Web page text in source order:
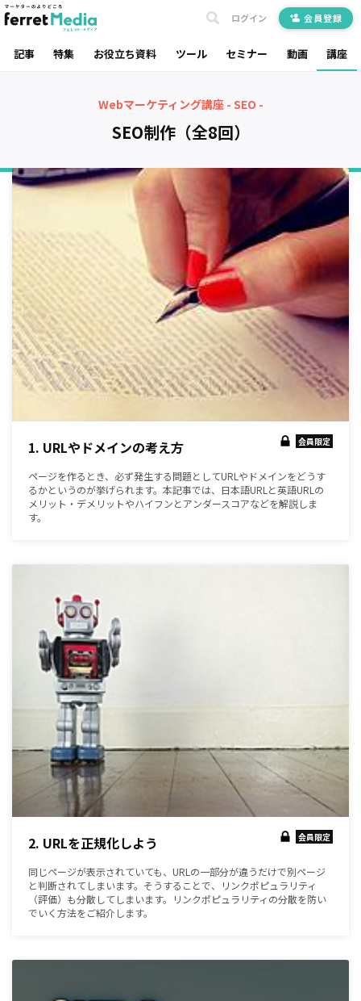
記事 特集 お役立ち資料 ツール セミナー 動画 講座
ログイン 会員登録
Webマーケティング講座 - SEO -
SEO制作（全8回）
1. URLやドメインの考え方 会員限定
ページを作るとき、必ず発生する問題としてURLやドメインをどうす
るかというのが挙げられます。本記事では、日本語URLと英語URLの
メリット・デメリットやハイフンとアンダースコアなどを解説しま
す。
2. URLを正規化しよう 会員限定
同じページが表示されていても、URLの一部分が違うだけで別ページ
と判断されてしまいます。そうすることで、リンクポピュラリティ
（評価）も分散してしまいます。リンクポピュラリティの分散を防い
でいく方法をご紹介します。